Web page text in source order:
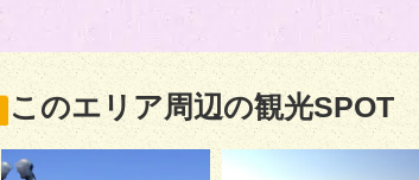
このエリア周辺の観光SPOT